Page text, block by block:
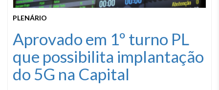
PLENÁRIO
Aprovado em 1º turno PL
que possibilita implantação
do 5G na Capital